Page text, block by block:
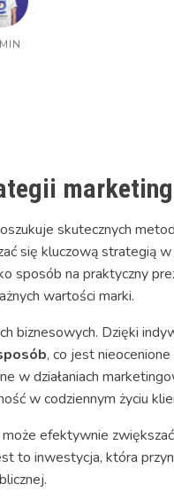
skutecznych
się kluczową strategią
sposób na praktyczny
wartości marki.
biznesowych. Dzięki
, co jest
w działaniach
w codziennym życiu
efektywnie
to inwestycja, która